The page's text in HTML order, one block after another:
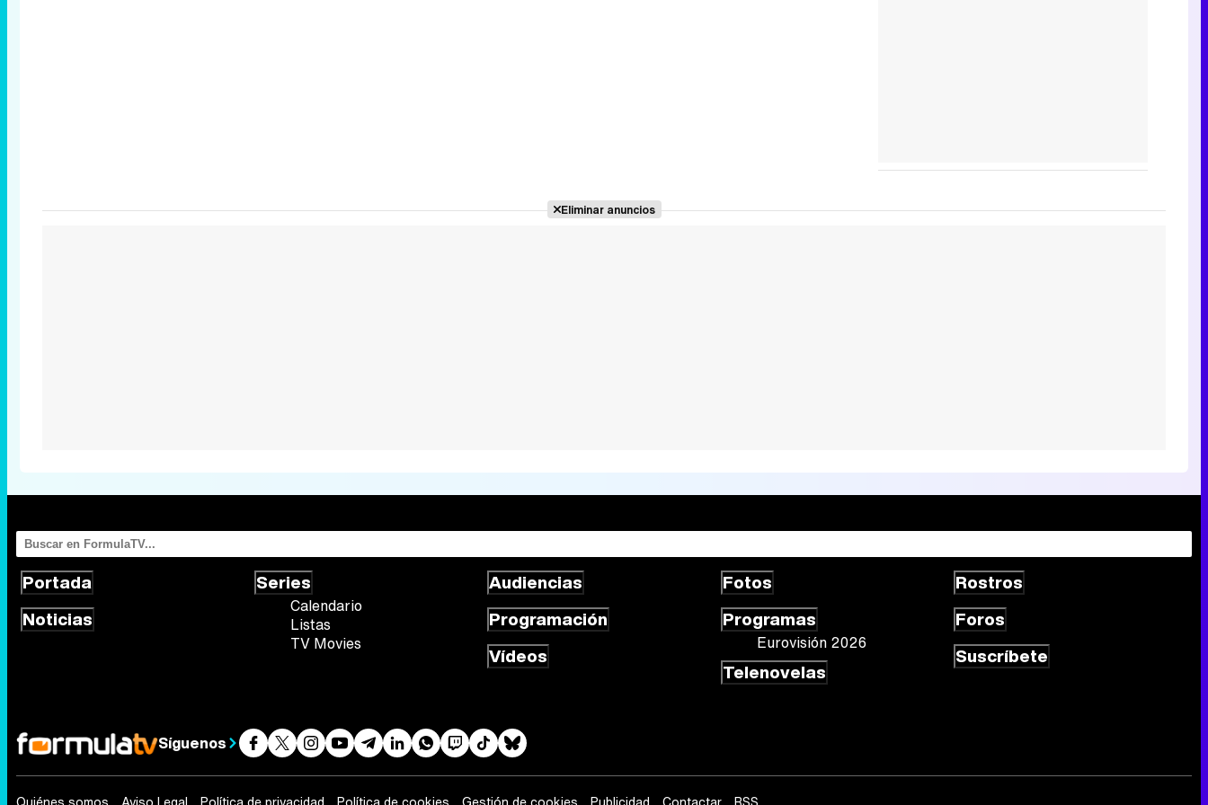
Eliminar anuncios
Portada
Noticias
Series
Calendario
Listas
TV Movies
Audiencias
Programación
Vídeos
Fotos
Programas
Eurovisión 2026
Telenovelas
Rostros
Foros
Suscríbete
Síguenos